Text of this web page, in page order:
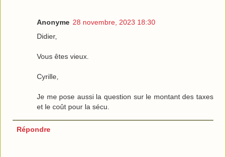
Anonyme 28 novembre, 2023 18:30
Didier,
Vous êtes vieux.
Cyrille,
Je me pose aussi la question sur le montant des taxes
et le coût pour la sécu.
Répondre